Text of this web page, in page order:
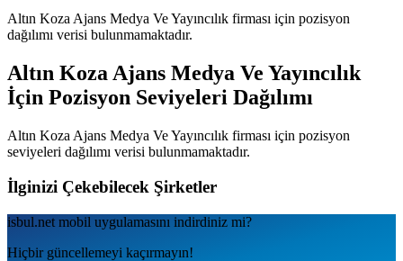
Altın Koza Ajans Medya Ve Yayıncılık firması için pozisyon
dağılımı verisi bulunmamaktadır.
Altın Koza Ajans Medya Ve Yayıncılık
İçin Pozisyon Seviyeleri Dağılımı
Altın Koza Ajans Medya Ve Yayıncılık firması için pozisyon
seviyeleri dağılımı verisi bulunmamaktadır.
İlginizi Çekebilecek Şirketler
isbul.net mobil uygulamаsını indirdiniz mi?
Hiçbir güncellemeyi kaçırmayın!